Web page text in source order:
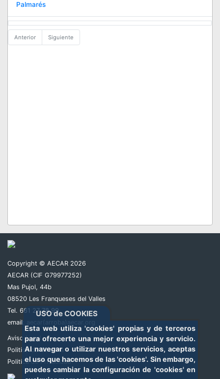
USO de COOKIES
Esta web utiliza 'cookies' propias y de terceros
para ofrecerte una mejor experiencia y servicio.
Al navegar o utilizar nuestros servicios, aceptas
el uso que hacemos de las 'cookies'. Sin embargo,
puedes cambiar la configuración de 'cookies' en
Palmarés
Anterior Siguiente
Copyright © AECAR 2026
AECAR (CIF G79977252)
Mas Pujol, 44b
08520 Les Franqueses del Valles
Tel. 661 27 78 99
email:
aecar(arroba)aecar.org
Aviso Legal
Politica de Cookies
Politica de Privacidad